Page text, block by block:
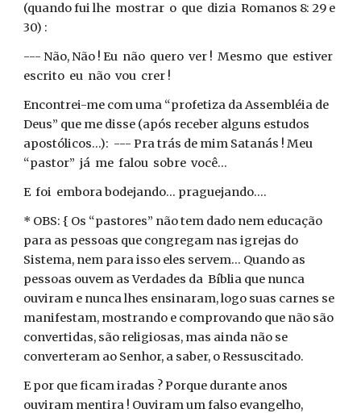
(quando fui lhe mostrar o que dizia Romanos 8: 29 e
30) :
--- Não, Não ! Eu não quero ver ! Mesmo que estiver
escrito eu não vou crer !
Encontrei-me com uma “profetiza da Assembléia de
Deus” que me disse (após receber alguns estudos
apostólicos...): --- Pra trás de mim Satanás ! Meu
“pastor” já me falou sobre você...
E foi embora bodejando... praguejando....
* OBS: { Os “pastores” não tem dado nem educação
para as pessoas que congregam nas igrejas do
Sistema, nem para isso eles servem... Quando as
pessoas ouvem as Verdades da Bíblia que nunca
ouviram e nunca lhes ensinaram, logo suas carnes se
manifestam, mostrando e comprovando que não são
convertidas, são religiosas, mas ainda não se
converteram ao Senhor, a saber, o Ressuscitado.
E por que ficam iradas ? Porque durante anos
ouviram mentira ! Ouviram um falso evangelho,